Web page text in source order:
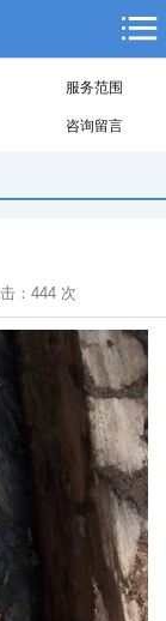
服务范围
咨询留言
： 444 次